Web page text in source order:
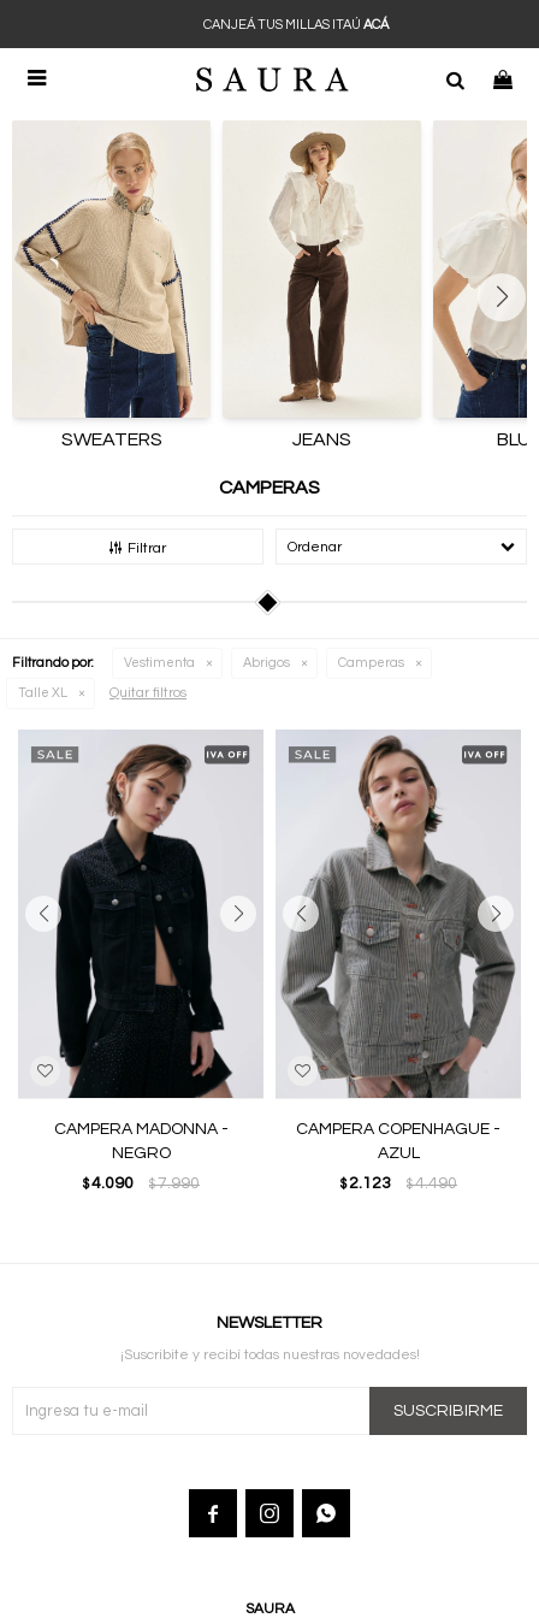

CANJEÁ TUS MILLAS ITAÚACÁ
SWEATERS JEANS
CAMPERAS
Filtrar Recomendados
Filtrando por: Vestimenta Abrigos Camperas
Talle XL Quitar filtros
CAMPERA MADONNA -
NEGRO
$ 4.090 $7.990
CAMPERA COPENHAGUE -
AZUL
$ 2.123 $4.490
SAURA
NEWSLETTER
¡Suscribite y recibí todas nuestras novedades!
SUSCRIBIRME
  